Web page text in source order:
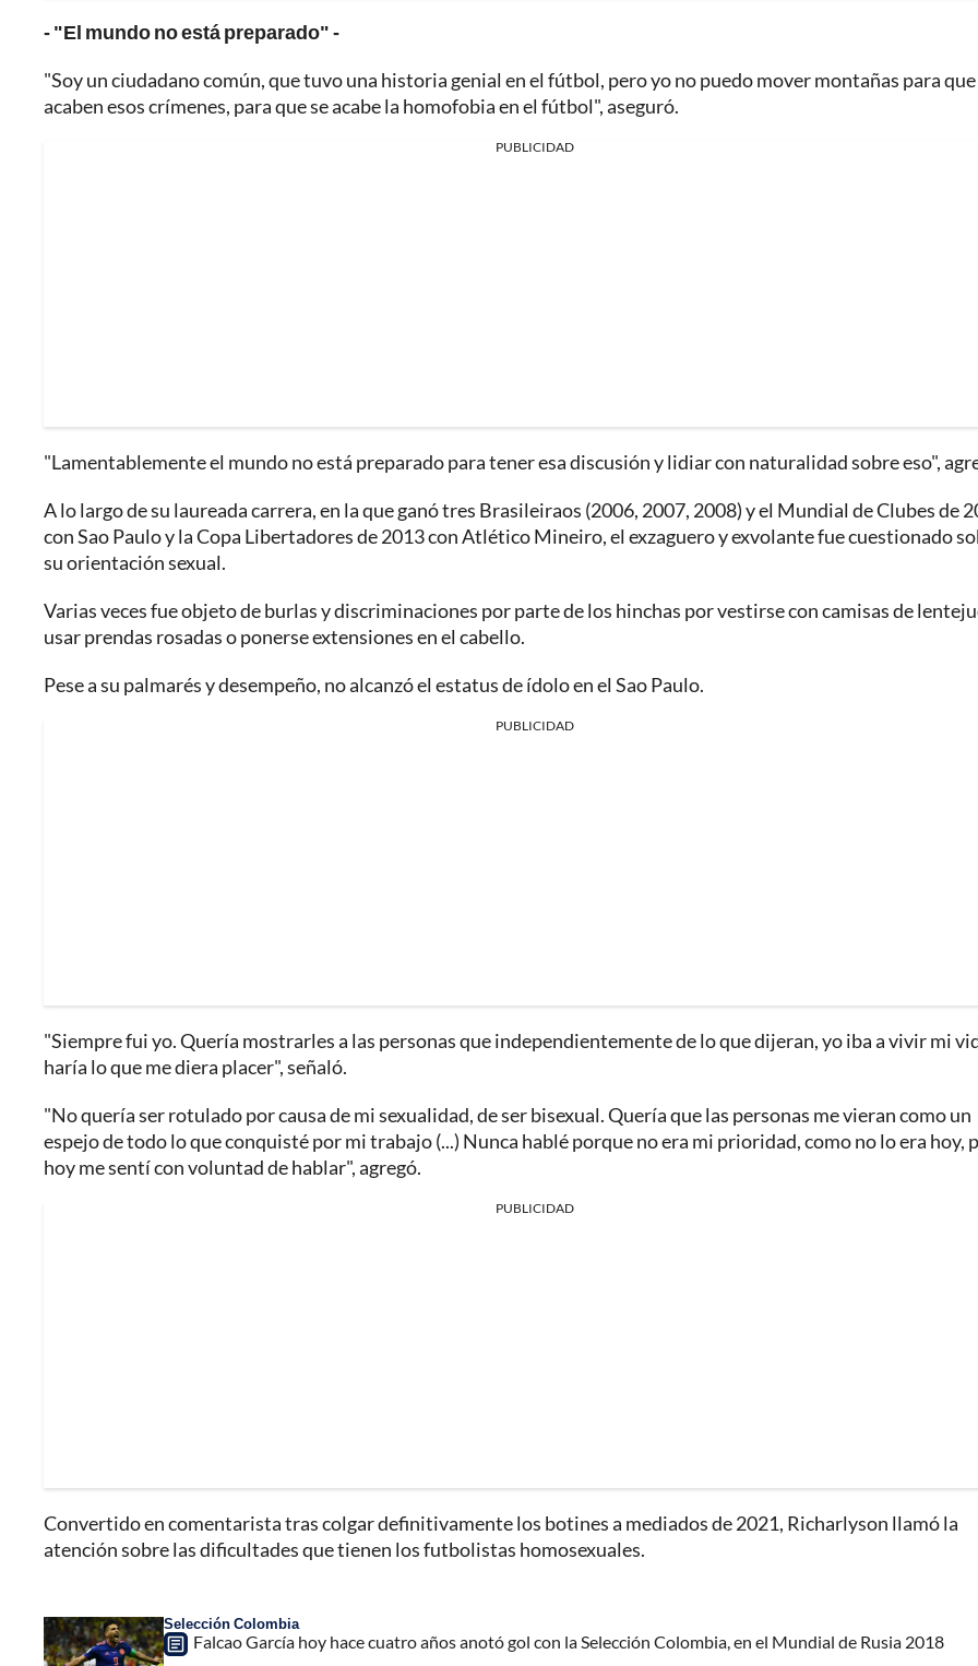
- "El mundo no está preparado" -
"Soy un ciudadano común, que tuvo una historia genial en el fútbol, pero yo no puedo mover montañas para que
acaben esos crímenes, para que se acabe la homofobia en el fútbol", aseguró.
PUBLICIDAD
"Lamentablemente el mundo no está preparado para tener esa discusión y lidiar con naturalidad sobre eso",
A lo largo de su laureada carrera, en la que ganó tres Brasileiraos (2006, 2007, 2008) y el Mundial de Clubes de
con Sao Paulo y la Copa Libertadores de 2013 con Atlético Mineiro, el exzaguero y exvolante fue cuestionado
su orientación sexual.
Varias veces fue objeto de burlas y discriminaciones por parte de los hinchas por vestirse con camisas de
usar prendas rosadas o ponerse extensiones en el cabello.
Pese a su palmarés y desempeño, no alcanzó el estatus de ídolo en el Sao Paulo.
PUBLICIDAD
"Siempre fui yo. Quería mostrarles a las personas que independientemente de lo que dijeran, yo iba a vivir mi
haría lo que me diera placer", señaló.
"No quería ser rotulado por causa de mi sexualidad, de ser bisexual. Quería que las personas me vieran como un
espejo de todo lo que conquisté por mi trabajo (...) Nunca hablé porque no era mi prioridad, como no lo era hoy,
hoy me sentí con voluntad de hablar", agregó.
PUBLICIDAD
Convertido en comentarista tras colgar definitivamente los botines a mediados de 2021, Richarlyson llamó la
atención sobre las dificultades que tienen los futbolistas homosexuales.
Selección Colombia
Falcao García hoy hace cuatro años anotó gol con la Selección Colombia, en el Mundial de Rusia 2018